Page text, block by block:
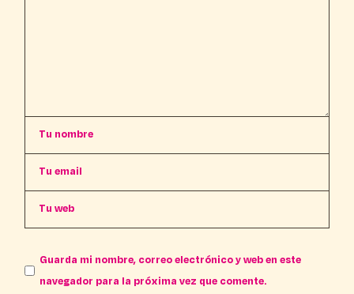
Guarda mi nombre, correo electrónico y web en este
navegador para la próxima vez que comente.